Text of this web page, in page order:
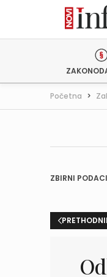
Početna >
ZBIRNI